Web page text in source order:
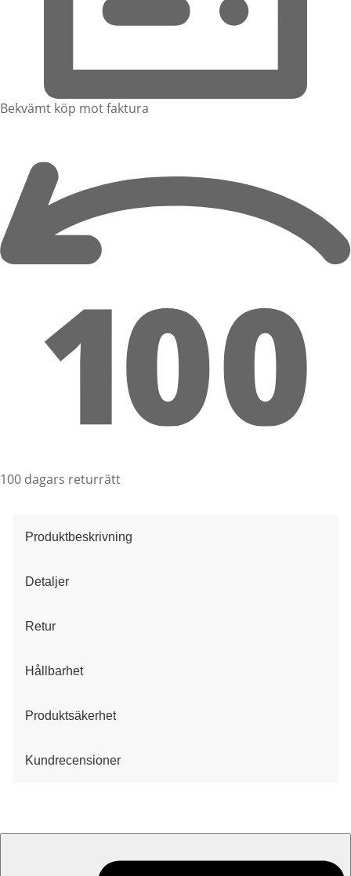
Bekvämt köp mot faktura
100 dagars returrätt
Produktbeskrivning
Detaljer
Retur
Hållbarhet
Produktsäkerhet
Kundrecensioner